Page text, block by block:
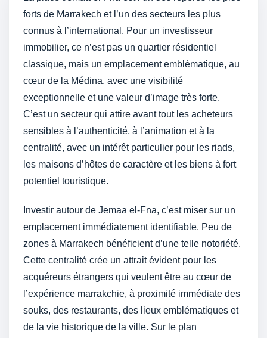
forts de Marrakech et l’un des secteurs les plus
connus à l’international. Pour un investisseur
immobilier, ce n’est pas un quartier résidentiel
classique, mais un emplacement emblématique, au
cœur de la Médina, avec une visibilité
exceptionnelle et une valeur d’image très forte.
C’est un secteur qui attire avant tout les acheteurs
sensibles à l’authenticité, à l’animation et à la
centralité, avec un intérêt particulier pour les riads,
les maisons d’hôtes de caractère et les biens à fort
potentiel touristique.
Investir autour de Jemaa el-Fna, c’est miser sur un
emplacement immédiatement identifiable. Peu de
zones à Marrakech bénéficient d’une telle notoriété.
Cette centralité crée un attrait évident pour les
acquéreurs étrangers qui veulent être au cœur de
l’expérience marrakchie, à proximité immédiate des
souks, des restaurants, des lieux emblématiques et
de la vie historique de la ville. Sur le plan